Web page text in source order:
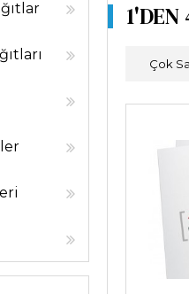
Çok